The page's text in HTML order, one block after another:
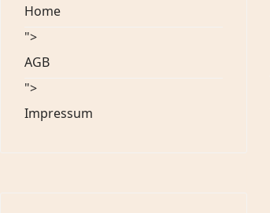
Home
">
AGB
">
Impressum